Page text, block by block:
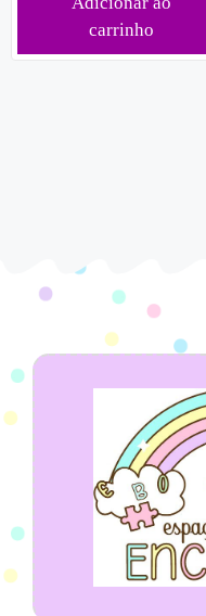
carrinho